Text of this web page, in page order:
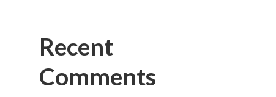
Recent
Comments